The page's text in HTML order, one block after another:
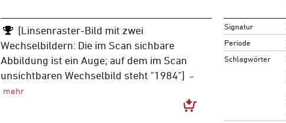
[Linsenraster-Bild mit zwei
Wechselbildern: Die im Scan sichbare
Abbildung ist ein Auge; auf dem im Scan
unsichtbaren Wechselbild steht "1984"]
Signatur
Periode
Schlagwörter